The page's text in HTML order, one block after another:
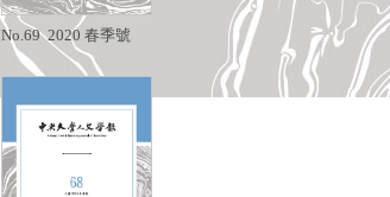
No.69 2020 春季號